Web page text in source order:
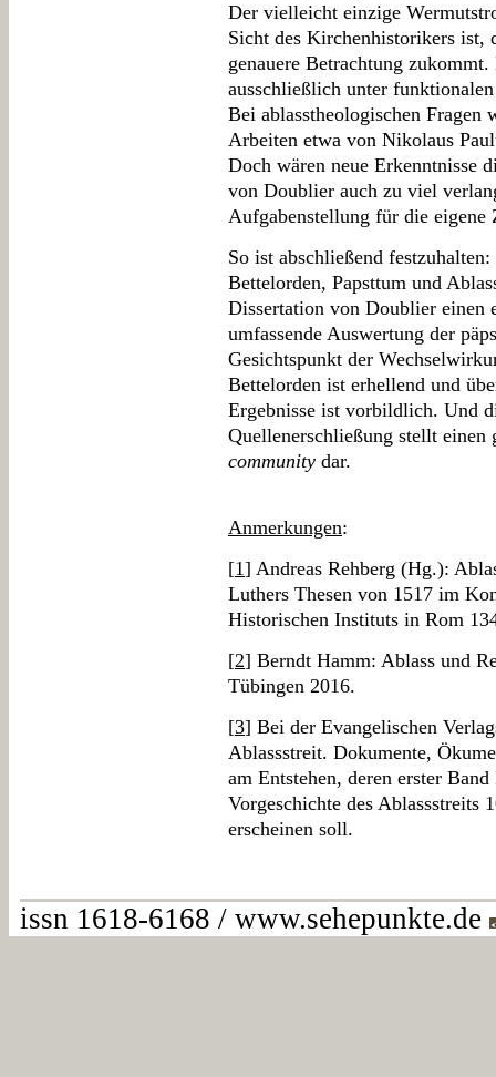
Der vielleicht einzige
Sicht des Kirchenhistorikers ist,
genauere Betrachtung
ausschließlich unter
Bei ablasstheologischen
Arbeiten etwa von Nikolaus
Doch wären neue Erkenntnisse
von Doublier auch zu viel
Aufgabenstellung für die
So ist abschließend
Bettelorden, Papsttum und
Dissertation von Doublier einen
umfassende Auswertung der
Gesichtspunkt der
Bettelorden ist erhellend und
Ergebnisse ist vorbildlich. Und
Quellenerschließung stellt
community dar.
Anmerkungen:
[1] Andreas Rehberg (Hg.):
Luthers Thesen von 1517 im
Historischen Instituts in Rom
[2] Berndt Hamm: Ablass und
Tübingen 2016.
[3] Bei der Evangelischen
Ablassstreit. Dokumente,
am Entstehen, deren erster
Vorgeschichte des Ablassstreits
erscheinen soll.
issn 1618-6168 / www.sehepunkte.de